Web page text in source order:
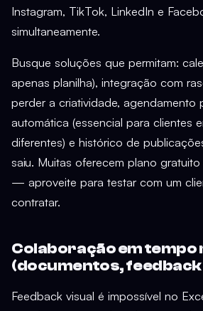
Instagram, TikTok, LinkedIn e
simultaneamente.
Busque soluções que permitam:
apenas planilha), integração com
perder a criatividade, agendamento
automática (essencial para clientes
diferentes) e histórico de
saiu. Muitas oferecem plano
— aproveite para testar com um
contratar.
Colaboração em tempo
(documentos,
Feedback visual é impossível no